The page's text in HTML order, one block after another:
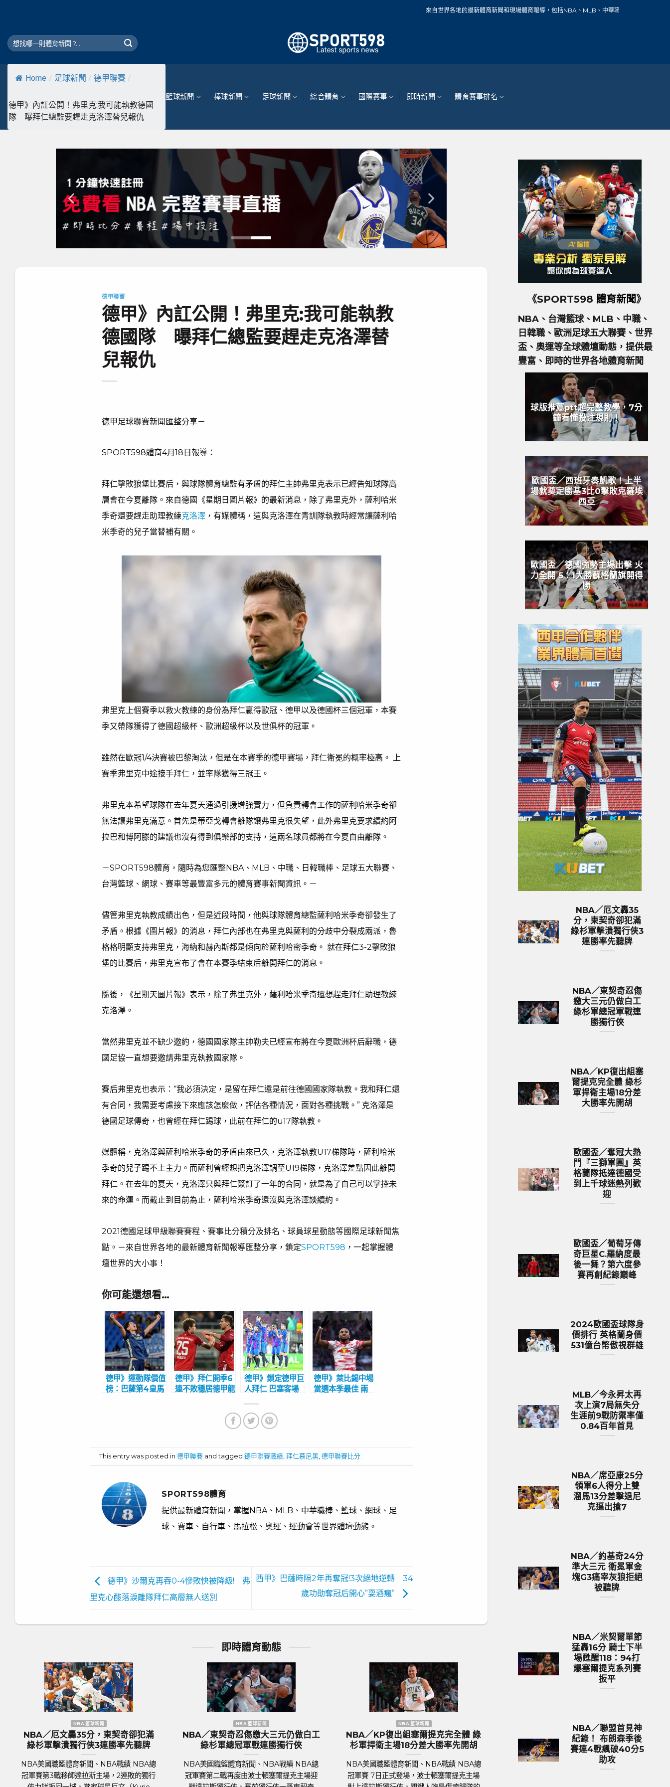
來自世界各地的最新體育新聞和現場體育報導，包括NBA、MLB、中華職棒、籃球、網球、足球、賽車、
Home / 足球新聞 / 德甲聯賽 /
德甲》內訌公開！弗里克:我可能執教德國
隊 曝拜仁總監要趕走克洛澤替兒報仇
籃球新聞 棒球新聞 足球新聞 綜合體育 國際賽事 即時新聞 體育賽事排名
德甲聯賽
德甲》內訌公開！弗里克:我可能執教
德國隊 曝拜仁總監要趕走克洛澤替
兒報仇
德甲足球聯賽新聞匯整分享－
SPORT598體育4月18日報導：
拜仁擊敗狼堡比賽后，與球隊體育總監有矛盾的拜仁主帥弗里克表示已經告知球隊高
層會在今夏離隊。來自德國《星期日圖片報》的最新消息，除了弗里克外，薩利哈米
季奇還要趕走助理教練克洛澤 ，有媒體稱，這與克洛澤在青訓隊執教時經常讓薩利哈
米季奇的兒子當替補有關。
弗里克上個賽季以救火教練的身份為拜仁贏得歐冠、德甲以及德國杯三個冠軍，本賽
季又帶隊獲得了德國超級杯、歐洲超級杯以及世俱杯的冠軍。
雖然在歐冠1/4決賽被巴黎淘汰，但是在本賽季的德甲賽場，拜仁衛冕的概率極高。 上
賽季弗里克中途接手拜仁，並率隊獲得三冠王。
弗里克本希望球隊在去年夏天通過引援增強實力，但負責轉會工作的薩利哈米季奇卻
無法讓弗里克滿意。首先是蒂亞戈轉會離隊讓弗里克很失望，此外弗里克要求續約阿
拉巴和博阿滕的建議也沒有得到俱樂部的支持，這兩名球員都將在今夏自由離隊。
－SPORT598體育，隨時為您匯整NBA、MLB、中職、日韓職棒、足球五大聯賽、
台灣籃球、網球、賽車等最豐富多元的體育賽事新聞資訊。－
儘管弗里克執教成績出色，但是近段時間，他與球隊體育總監薩利哈米季奇卻發生了
矛盾。根據《圖片報》的消息，拜仁內部也在弗里克與薩利的分歧中分裂成兩派，魯
格格明顯支持弗里克，海納和赫內斯都是傾向於薩利哈密季奇。 就在拜仁3-2擊敗狼
堡的比賽后，弗里克宣布了會在本賽季結束后離開拜仁的消息。
隨後，《星期天圖片報》表示，除了弗里克外，薩利哈米季奇還想趕走拜仁助理教練
克洛澤。
當然弗里克並不缺少邀約，德國國家隊主帥勒夫已經宣布將在今夏歐洲杯后辭職，德
國足協一直想要邀請弗里克執教國家隊。
賽后弗里克也表示：“我必須決定，是留在拜仁還是前往德國國家隊執教。我和拜仁還
有合同，我需要考慮接下來應該怎麼做，評估各種情況，面對各種挑戰。” 克洛澤是
德國足球傳奇，也曾經在拜仁踢球，此前在拜仁的u17隊執教。
媒體稱，克洛澤與薩利哈米季奇的矛盾由來已久，克洛澤執教U17梯隊時，薩利哈米
季奇的兒子踢不上主力。而薩利曾經想把克洛澤調至U19梯隊，克洛澤差點因此離開
拜仁。在去年的夏天，克洛澤只與拜仁簽訂了一年的合同，就是為了自己可以掌控未
來的命運。而截止到目前為止，薩利哈米季奇還沒與克洛澤談續約。
2021德國足球甲級聯賽賽程、賽事比分積分及排名、球員球星動態等國際足球新聞焦
點。－來自世界各地的最新體育新聞報導匯整分享，鎖定SPORT598 ，一起掌握體
壇世界的大小事！
你可能還想看…
德甲》運動隊價值
榜：巴薩第4皇馬
德甲》拜仁開季6
連不敗穩居德甲龍
德甲》鎖定德甲巨
人拜仁 巴塞客場
德甲》萊比錫中場
當選本季最佳 兩
This entry was posted in德甲聯賽 and tagged德甲聯賽戰績 ,拜仁慕尼黑 ,德甲聯賽比分
SPORT598體育
提供最新體育新聞，掌握NBA、MLB、中華職棒、籃球、網球、足
球、賽車、自行車、馬拉松、奧運、運動會等世界體壇動態。
德甲》沙爾克再吞0-4慘敗快被降級! 弗
里克心酸落淚離隊拜仁高層無人送別
西甲》巴薩時隔2年再奪冠!3次絕地逆轉 34
歲功勛奪冠后開心”耍酒瘋”
即時體育動態
復出組塞爾提克完全體 綠
衛主場18分差大勝率先開胡
職籃體育新聞、NBA戰績 NBA總
日正式登場，波士頓塞爾提克主場
歐國盃／奪冠大熱門『三獅軍團』英
格蘭隊抵達德國受到上千球迷熱列歡
足球聯賽體育新聞、足球戰績 萬眾矚目的
歐國盃／葡萄牙傳奇巨星C.羅納度最
後一舞？第六度參賽再創紀錄巔峰
足球聯賽體育新聞、足球戰績 2024年歐洲
國家盃即將於6月14日晚上在德國揭幕，39
2024歐國盃球隊身價排行 英格蘭身
價531億台幣傲視群雄
足球聯賽體育新聞、足球戰績 在今年德國舉
行的歐洲國家盃中，英格蘭以12.9億英鎊
MLB／今
生涯前9
《SPORT598 體育新聞》
NBA、台灣籃球、MLB、中職、
日韓職、歐洲足球五大聯賽、世界
盃、奧運等全球體壇動態，提供最
豐富、即時的世界各地體育新聞
球版推薦ptt超完整教學，7分
鐘看懂投注規則！
歐國盃／西班牙奏凱歌！上半
場就奠定勝基3比0擊敗克羅埃
西亞
歐國盃／德國強勢主場出擊 火
力全開 5：1大勝蘇格蘭旗開得
勝
NBA／厄文轟35
分，東契奇卻犯滿
綠杉軍擊潰獨行俠3
連勝率先聽牌
NBA／東契奇忍傷
繳大三元仍做白工
綠杉軍總冠軍戰連
勝獨行俠
NBA／KP復出組塞
爾提克完全體 綠杉
軍捍衛主場18分差
大勝率先開胡
歐國盃／奪冠大熱
門『三獅軍團』英
格蘭隊抵達德國受
到上千球迷熱列歡
迎
歐國盃／葡萄牙傳
奇巨星C.羅納度最
後一舞？第六度參
賽再創紀錄巔峰
2024歐國盃球隊身
價排行 英格蘭身價
531億台幣傲視群雄
MLB／今永昇太再
次上演7局無失分
生涯前9戰防禦率僅
0.84百年首見
NBA／席亞康25分
領軍6人得分上雙
溜馬13分差擊退尼
克逼出搶7
NBA／約基奇24分
準大三元 衛冕軍金
塊G3痛宰灰狼拒絕
被聽牌
NBA／米契爾單節
猛轟16分 騎士下半
場甦醒118：94打
爆塞爾提克系列賽
扳平
NBA／聯盟首見神
紀錄！ 布朗森季後
賽連4戰飆破40分5
助攻